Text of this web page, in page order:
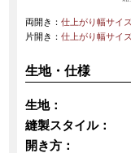
両開き：仕上がり幅サイ
片開き：仕上がり幅サイ
生地・仕様
生地：
縫製スタイル：
開き方：